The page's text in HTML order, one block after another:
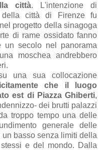
città. L'intenzione di
città di Firenze fu
progetto della sinagoga
di rame ossidato fanno
secolo nel panorama
moschea andrebbero
una sua collocazione
che il luogo
est di Piazza Ghiberti,
dei brutti palazzi
troppo tempo una delle
generale delle
basso senza limiti della
e del mondo. Dalla